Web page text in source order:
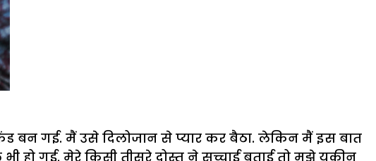
बन गई. मैं उसे दिलोजान से प्यार कर बैठा. लेकिन मैं इस बात
गई. मेरे किसी तीसरे दोस्त ने सच्चाई बताई तो मुझे यकीन